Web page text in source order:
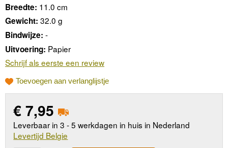
Breedte: 11.0 cm
Gewicht: 32.0 g
Bindwijze: -
Uitvoering: Papier
Schrijf als eerste een review
Toevoegen aan verlanglijstje
€7,95
Leverbaar in 3 - 5 werkdagen in huis in Nederland
Levertijd Belgie